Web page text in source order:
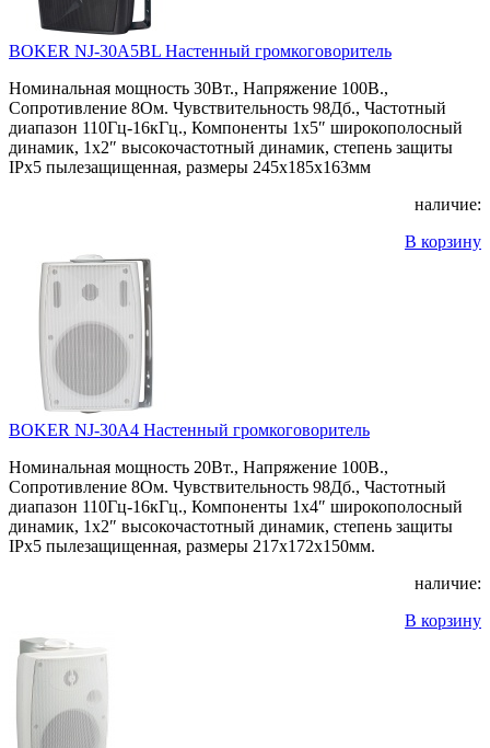
BOKER NJ-30A5BL Настенный громкоговоритель
Номинальная мощность 30Вт., Напряжение 100В.,
Сопротивление 8Ом. Чувствительность 98Дб., Частотный
диапазон 110Гц-16кГц., Компоненты 1х5″ широкополосный
динамик, 1х2″ высокочастотный динамик, степень защиты
IPx5 пылезащищенная, размеры 245x185x163мм
наличие:
В корзину
BOKER NJ-30A4 Настенный громкоговоритель
Номинальная мощность 20Вт., Напряжение 100В.,
Сопротивление 8Ом. Чувствительность 98Дб., Частотный
диапазон 110Гц-16кГц., Компоненты 1х4″ широкополосный
динамик, 1х2″ высокочастотный динамик, степень защиты
IPx5 пылезащищенная, размеры 217x172x150мм.
наличие:
В корзину